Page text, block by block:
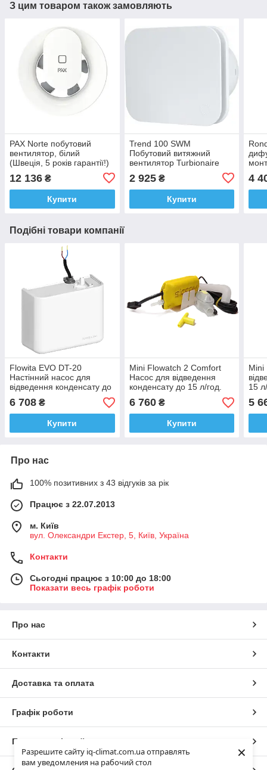
Разрешите сайту iq-climat.com.ua отправлять
вам уведомления на рабочий стол
×
З цим товаром також замовляють
PAX Norte побутовий
вентилятор, білий
(Швеція, 5 років гарантії!)
12 136 ₴
Купити
Trend 100 SWM
Побутовий витяжний
вентилятор Turbionaire
2 925₴
Купити
4
Подібні товари компанії
Flowita EVO DT-20
Настінний насос для
відведення конденсату до
20 л/год. Siccom (Франція)
6 708 ₴
Купити
Mini Flowatch 2 Comfort
Насос для відведення
конденсату до 15 л/год.
Siccom (Франція)
6 760₴
Купити
Mini
15
5
Про нас
100% позитивних з 43 відгуків за рік
Працює з 22.07.2013
м. Київ
вул. Олександри Екстер, 5, Київ, Україна
Контакти
Сьогодні працює з 10:00 до 18:00
Показати весь графік роботи
Про нас
Контакти
Доставка та оплата
Графік роботи
Повна версія сайту